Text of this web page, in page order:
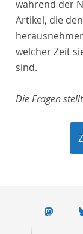
während der
Artikel, die
welcher Zeit
sind.
Die Fragen